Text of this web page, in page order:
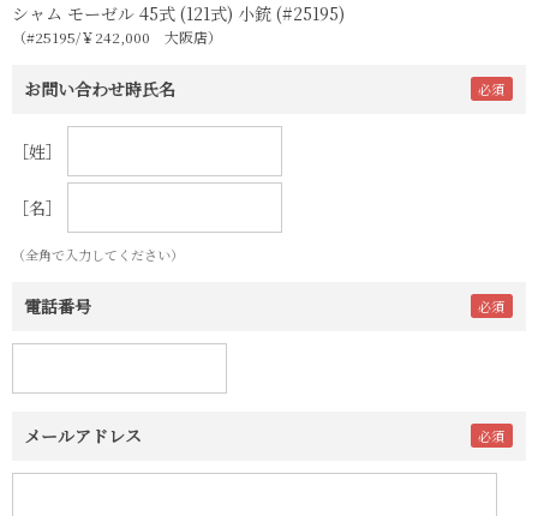
シャム モーゼル 45式 (121式) 小銃 (#25195)
（#25195/￥242,000 大阪店）
お問い合わせ時氏名
［姓］
［名］
（全角で入力してください）
電話番号
メールアドレス